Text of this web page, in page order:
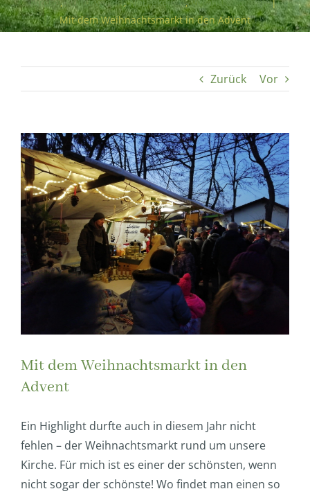
Mit dem Weihnachtsmarkt in den Advent
Zurück Vor
Zeige
grösseres
Bild
Mit dem Weihnachtsmarkt in den
Advent
Ein Highlight durfte auch in diesem Jahr nicht
fehlen – der Weihnachtsmarkt rund um unsere
Kirche. Für mich ist es einer der schönsten, wenn
nicht sogar der schönste! Wo findet man einen so